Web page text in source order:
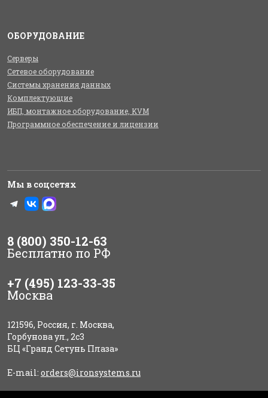
ОБОРУДОВАНИЕ
Серверы
Сетевое оборудование
Системы хранения данных
Комплектующие
ИБП, монтажное оборудование, KVM
Программное обеспечение и лицензии
Мы в соцсетях
8 (800) 350-12-63
Бесплатно по РФ
+7 (495) 123-33-35
Москва
121596, Россия, г. Москва,
Горбунова ул., 2с3
БЦ «Гранд Сетунь Плаза»
E-mail: orders@ironsystems.ru